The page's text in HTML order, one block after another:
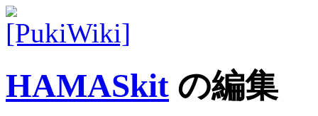
HAMASkit の編集